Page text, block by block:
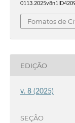
Fomatos de
EDIÇÃO
v. 8 (2025)
SEÇÃO